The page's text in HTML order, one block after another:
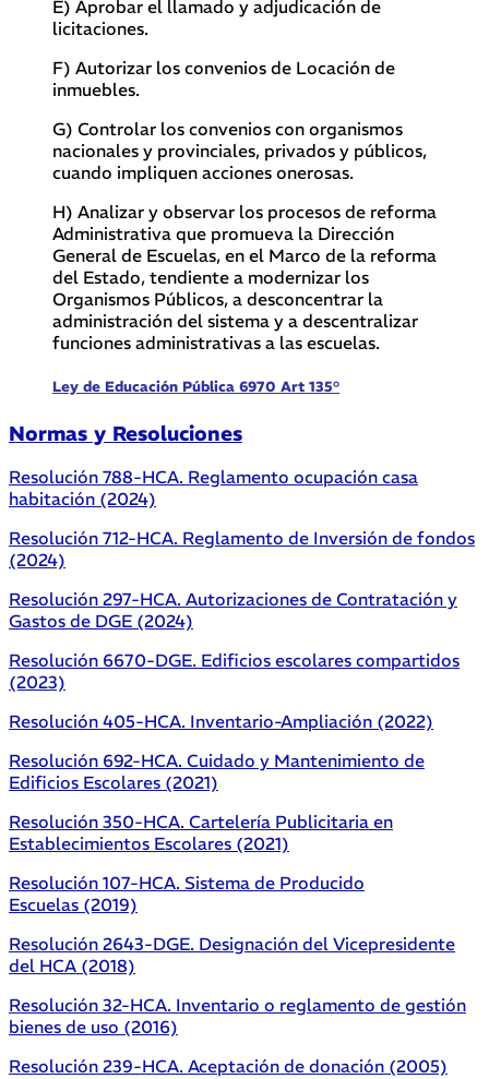
E) Aprobar el llamado y adjudicación de
licitaciones.
F) Autorizar los convenios de Locación de
inmuebles.
G) Controlar los convenios con organismos
nacionales y provinciales, privados y públicos,
cuando impliquen acciones onerosas.
H) Analizar y observar los procesos de reforma
Administrativa que promueva la Dirección
General de Escuelas, en el Marco de la reforma
del Estado, tendiente a modernizar los
Organismos Públicos, a desconcentrar la
administración del sistema y a descentralizar
funciones administrativas a las escuelas.
Ley de Educación Pública 6970 Art 135°
Normas y Resoluciones
Resolución 788-HCA. Reglamento ocupación casa
habitación (2024)
Resolución 712-HCA. Reglamento de Inversión de fondos
(2024)
Resolución 297-HCA. Autorizaciones de Contratación y
Gastos de DGE (2024)
Resolución 6670-DGE. Edificios escolares compartidos
(2023)
Resolución 405-HCA. Inventario-Ampliación (2022)
Resolución 692-HCA. Cuidado y Mantenimiento de
Edificios Escolares (2021)
Resolución 350-HCA. Cartelería Publicitaria en
Establecimientos Escolares (2021)
Resolución 107-HCA. Sistema de Producido
Escuelas (2019)
Resolución 2643-DGE. Designación del Vicepresidente
del HCA (2018)
Resolución 32-HCA. Inventario o reglamento de gestión
bienes de uso (2016)
Resolución 239-HCA. Aceptación de donación (2005)